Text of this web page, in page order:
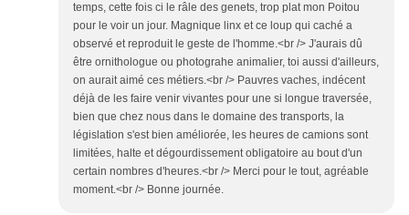
temps, cette fois ci le râle des genets, trop plat mon Poitou
pour le voir un jour. Magnique linx et ce loup qui caché a
observé et reproduit le geste de l'homme.<br /> J'aurais dû
être ornithologue ou photograhe animalier, toi aussi d'ailleurs,
on aurait aimé ces métiers.<br /> Pauvres vaches, indécent
déjà de les faire venir vivantes pour une si longue traversée,
bien que chez nous dans le domaine des transports, la
législation s'est bien améliorée, les heures de camions sont
limitées, halte et dégourdissement obligatoire au bout d'un
certain nombres d'heures.<br /> Merci pour le tout, agréable
moment.<br /> Bonne journée.